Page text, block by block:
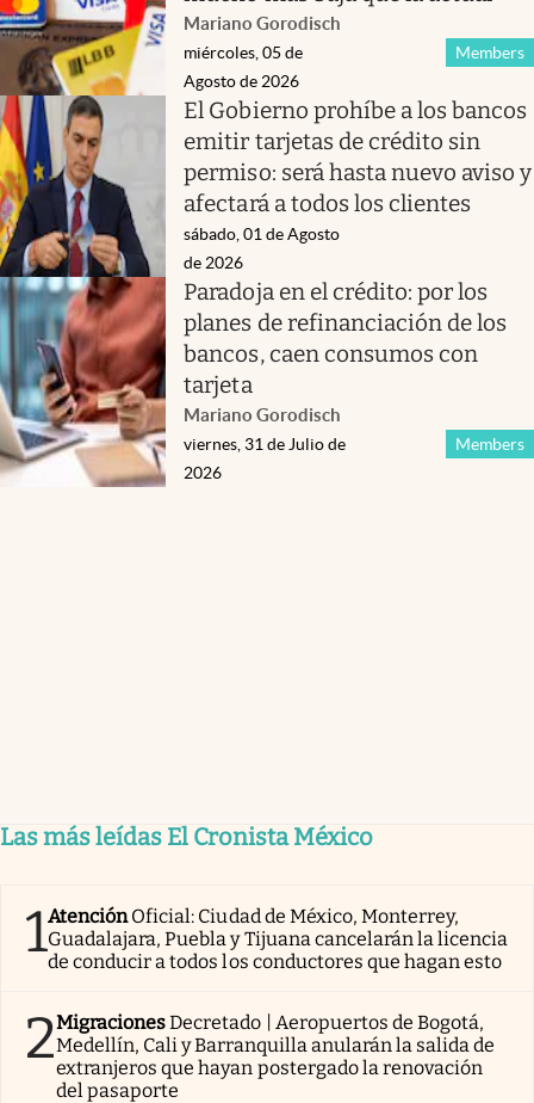
Mariano Gorodisch
Members
miércoles, 05 de
Agosto de 2026
El Gobierno prohíbe a los bancos
emitir tarjetas de crédito sin
permiso: será hasta nuevo aviso y
afectará a todos los clientes
sábado, 01 de Agosto
de 2026
Paradoja en el crédito: por los
planes de refinanciación de los
bancos, caen consumos con
tarjeta
Mariano Gorodisch
Members
viernes, 31 de Julio de
2026
Las más leídas El Cronista México
1AtenciónOficial: Ciudad de México, Monterrey,
Guadalajara, Puebla y Tijuana cancelarán la licencia
de conducir a todos los conductores que hagan esto
2MigracionesDecretado | Aeropuertos de Bogotá,
Medellín, Cali y Barranquilla anularán la salida de
extranjeros que hayan postergado la renovación
del pasaporte